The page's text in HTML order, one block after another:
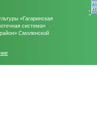
«Гагаринская
система»
Смоленской
'